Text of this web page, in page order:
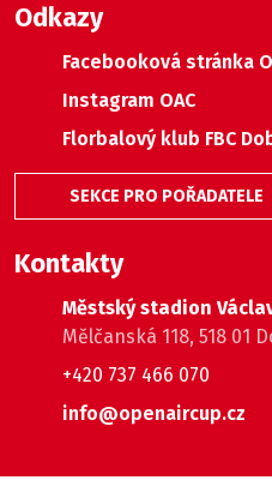
Odkazy
Facebooková stránka
Instagram OAC
Florbalový klub FBC
SEKCE PRO POŘADATELE
Kontakty
Městský stadion
Mělčanská 118, 518 01
+420 737 466 070
info@openaircup.cz